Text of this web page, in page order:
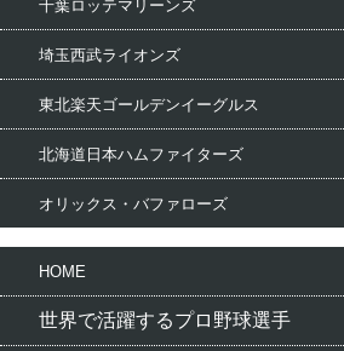
千葉ロッテマリーンズ
埼玉西武ライオンズ
東北楽天ゴールデンイーグルス
北海道日本ハムファイターズ
オリックス・バファローズ
HOME
世界で活躍するプロ野球選手